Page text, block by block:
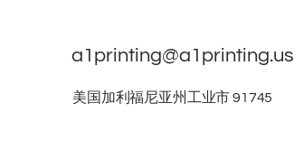
a1printing@a1printing.us
美国加利福尼亚州工业市 91745